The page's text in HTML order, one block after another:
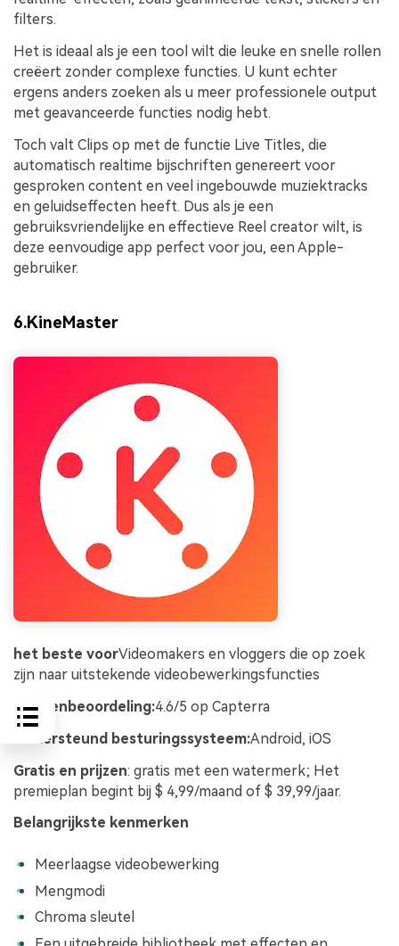
filters.
Het is ideaal als je een tool wilt die leuke en snelle rollen
creëert zonder complexe functies. U kunt echter
ergens anders zoeken als u meer professionele output
met geavanceerde functies nodig hebt.
Toch valt Clips op met de functie Live Titles, die
automatisch realtime bijschriften genereert voor
gesproken content en veel ingebouwde muziektracks
en geluidseffecten heeft. Dus als je een
gebruiksvriendelijke en effectieve Reel creator wilt, is
deze eenvoudige app perfect voor jou, een Apple-
gebruiker.
6.KineMaster
het beste voorVideomakers en vloggers die op zoek
zijn naar uitstekende videobewerkingsfuncties
Sterrenbeoordeling:4.6/5 op Capterra
Ondersteund besturingssysteem:Android, iOS
Gratis en prijzen: gratis met een watermerk; Het
premieplan begint bij $ 4,99/maand of $ 39,99/jaar.
Belangrijkste kenmerken
Meerlaagse videobewerking
Mengmodi
Chroma sleutel